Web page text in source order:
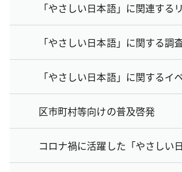
「やさしい日本語」に関連する
「やさしい日本語」に関する調
「やさしい日本語」に関するイ
区市町村等向けの普及啓発
コロナ禍に活躍した「やさしい日